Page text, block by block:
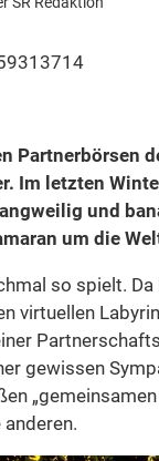
Partnerbörsen
Im letzten
und
um die
so spielt.
virtuellen
gewissen
„gemeinsamen